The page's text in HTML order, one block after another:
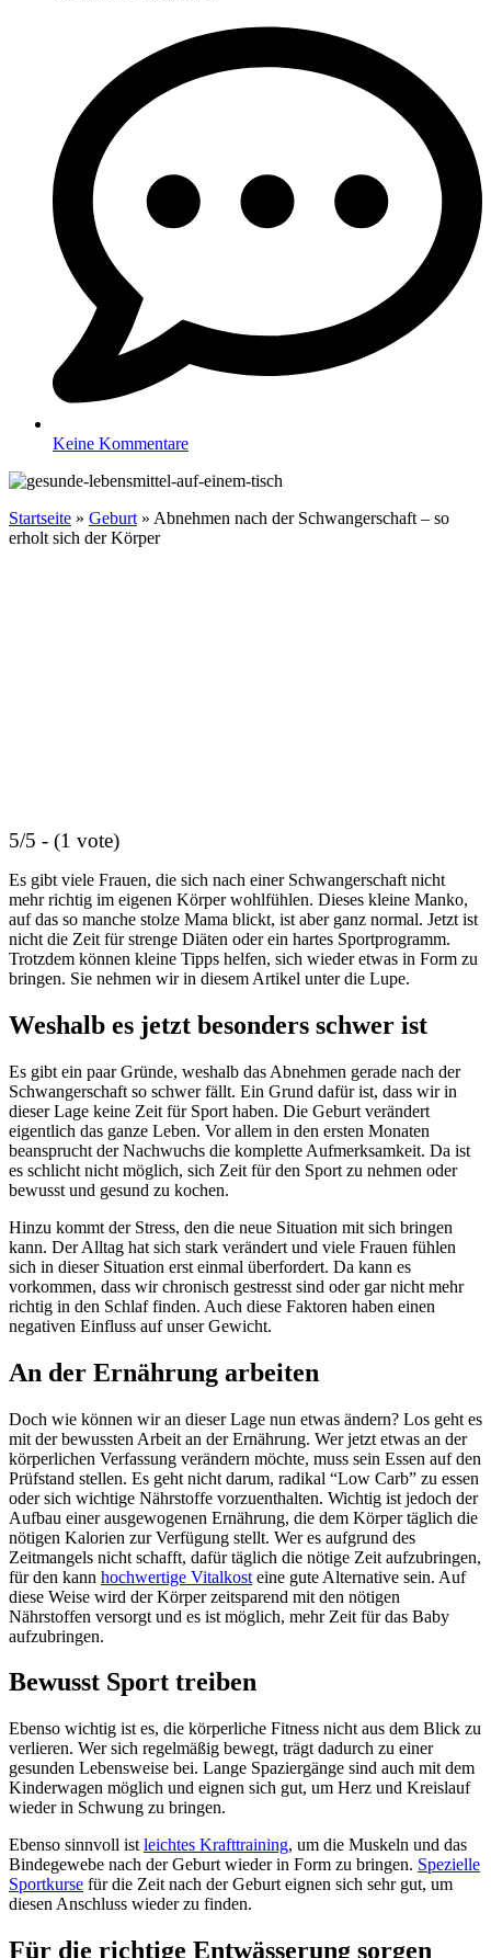
Keine Kommentare
Startseite » Geburt » Abnehmen nach der Schwangerschaft – so
erholt sich der Körper
5/5 - (1 vote)
Es gibt viele Frauen, die sich nach einer Schwangerschaft nicht
mehr richtig im eigenen Körper wohlfühlen. Dieses kleine Manko,
auf das so manche stolze Mama blickt, ist aber ganz normal. Jetzt ist
nicht die Zeit für strenge Diäten oder ein hartes Sportprogramm.
Trotzdem können kleine Tipps helfen, sich wieder etwas in Form zu
bringen. Sie nehmen wir in diesem Artikel unter die Lupe.
Weshalb es jetzt besonders schwer ist
Es gibt ein paar Gründe, weshalb das Abnehmen gerade nach der
Schwangerschaft so schwer fällt. Ein Grund dafür ist, dass wir in
dieser Lage keine Zeit für Sport haben. Die Geburt verändert
eigentlich das ganze Leben. Vor allem in den ersten Monaten
beansprucht der Nachwuchs die komplette Aufmerksamkeit. Da ist
es schlicht nicht möglich, sich Zeit für den Sport zu nehmen oder
bewusst und gesund zu kochen.
Hinzu kommt der Stress, den die neue Situation mit sich bringen
kann. Der Alltag hat sich stark verändert und viele Frauen fühlen
sich in dieser Situation erst einmal überfordert. Da kann es
vorkommen, dass wir chronisch gestresst sind oder gar nicht mehr
richtig in den Schlaf finden. Auch diese Faktoren haben einen
negativen Einfluss auf unser Gewicht.
An der Ernährung arbeiten
Doch wie können wir an dieser Lage nun etwas ändern? Los geht es
mit der bewussten Arbeit an der Ernährung. Wer jetzt etwas an der
körperlichen Verfassung verändern möchte, muss sein Essen auf den
Prüfstand stellen. Es geht nicht darum, radikal “Low Carb” zu essen
oder sich wichtige Nährstoffe vorzuenthalten. Wichtig ist jedoch der
Aufbau einer ausgewogenen Ernährung, die dem Körper täglich die
nötigen Kalorien zur Verfügung stellt. Wer es aufgrund des
Zeitmangels nicht schafft, dafür täglich die nötige Zeit aufzubringen,
für den kann hochwertige Vitalkost eine gute Alternative sein. Auf
diese Weise wird der Körper zeitsparend mit den nötigen
Nährstoffen versorgt und es ist möglich, mehr Zeit für das Baby
aufzubringen.
Bewusst Sport treiben
Ebenso wichtig ist es, die körperliche Fitness nicht aus dem Blick zu
verlieren. Wer sich regelmäßig bewegt, trägt dadurch zu einer
gesunden Lebensweise bei. Lange Spaziergänge sind auch mit dem
Kinderwagen möglich und eignen sich gut, um Herz und Kreislauf
wieder in Schwung zu bringen.
Ebenso sinnvoll ist leichtes Krafttraining, um die Muskeln und das
Bindegewebe nach der Geburt wieder in Form zu bringen. Spezielle
Sportkurse für die Zeit nach der Geburt eignen sich sehr gut, um
diesen Anschluss wieder zu finden.
Für die richtige Entwässerung sorgen